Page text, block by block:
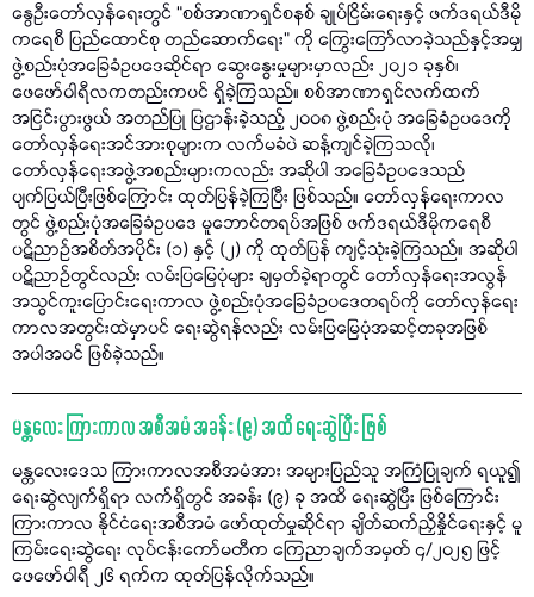
နွေဦးတော်လှန်ရေးတွင် “စစ်အာဏာရှင်စနစ် ချုပ်ငြိမ်းရေးနှင့် ဖက်ဒရယ်ဒီမို
ကရေစီ ပြည်ထောင်စု တည်ဆောက်ရေး” ကို ကြွေးကြော်လာခဲ့သည်နှင့်အမျှ
ဖွဲ့စည်းပုံအခြေခံဥပဒေဆိုင်ရာ ဆွေးနွေးမှုများမှာလည်း ၂၀၂၁ ခုနှစ်၊
ဖေဖော်ဝါရီလကတည်းကပင် ရှိခဲ့ကြသည်။ စစ်အာဏာရှင်လက်ထက်
အငြင်းပွားဖွယ် အတည်ပြု ပြဌာန်းခဲ့သည့် ၂၀၀၈ ဖွဲ့စည်းပုံ အခြေခံဥပဒေကို
တော်လှန်ရေးအင်အားစုများက လက်မခံပဲ ဆန့်ကျင်ခဲ့ကြသလို၊
တော်လှန်ရေးအဖွဲ့အစည်းများကလည်း အဆိုပါ အခြေခံဥပဒေသည်
ပျက်ပြယ်ပြီးဖြစ်ကြောင်း ထုတ်ပြန်ခဲ့ကြပြီး ဖြစ်သည်။ တော်လှန်ရေးကာလ
တွင် ဖွဲ့စည်းပုံအခြေခံဥပဒေ မူဘောင်တရပ်အဖြစ် ဖက်ဒရယ်ဒီမိုကရေစီ
ပဋိညာဉ်အစိတ်အပိုင်း (၁) နှင့် (၂) ကို ထုတ်ပြန် ကျင့်သုံးခဲ့ကြသည်။ အဆိုပါ
ပဋိညာဉ်တွင်လည်း လမ်းပြမြေပုံများ ချမှတ်ခဲ့ရာတွင် တော်လှန်ရေးအလွန်
အသွင်ကူးပြောင်းရေးကာလ ဖွဲ့စည်းပုံအခြေခံဥပဒေတရပ်ကို တော်လှန်ရေး
ကာလအတွင်းထဲမှာပင် ရေးဆွဲရန်လည်း လမ်းပြမြေပုံအဆင့်တခုအဖြစ်
အပါအဝင် ဖြစ်ခဲ့သည်။
မန္တလေး ကြားကာလ အစီအမံ အခန်း (၉) အထိ ရေးဆွဲပြီး ဖြစ်
မန္တလေးဒေသ ကြားကာလအစီအမံအား အများပြည်သူ အကြံပြုချက် ရယူ၍
ရေးဆွဲလျက်ရှိရာ လက်ရှိတွင် အခန်း (၉) ခု အထိ ရေးဆွဲပြီး ဖြစ်ကြောင်း
ကြားကာလ နိုင်ငံရေးအစီအမံ ဖော်ထုတ်မှုဆိုင်ရာ ချိတ်ဆက်ညှိနှိုင်ရေးနှင့် မူ
ကြမ်းရေးဆွဲရေး လုပ်ငန်းကော်မတီက ကြေညာချက်အမှတ် ၄/၂၀၂၅ ဖြင့်
ဖေဖော်ဝါရီ ၂၆ ရက်က ထုတ်ပြန်လိုက်သည်။